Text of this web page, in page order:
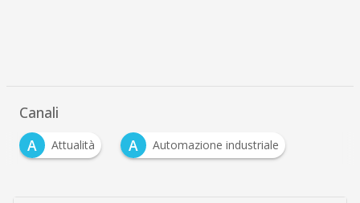
Canali
A
Attualità A Automazione industriale